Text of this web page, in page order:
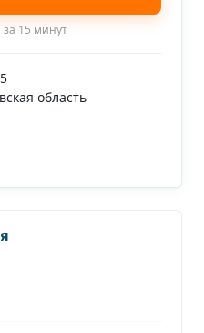
15 минут
область